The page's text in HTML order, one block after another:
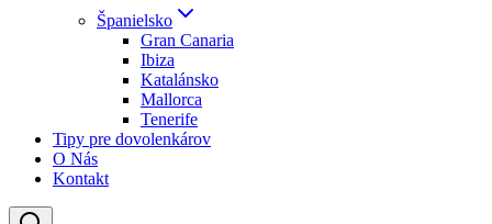
Španielsko
Gran Canaria
Ibiza
Katalánsko
Mallorca
Tenerife
Tipy pre dovolenkárov
O Nás
Kontakt